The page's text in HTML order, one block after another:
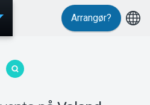
Arrangør?